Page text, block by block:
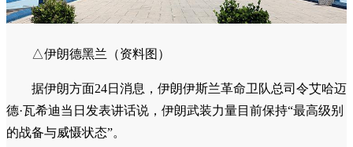
△伊朗德黑兰（资料图）
据伊朗方面24日消息，伊朗伊斯兰革命卫队总司令艾哈迈
德·瓦希迪当日发表讲话说，伊朗武装力量目前保持“最高级别
的战备与威慑状态”。